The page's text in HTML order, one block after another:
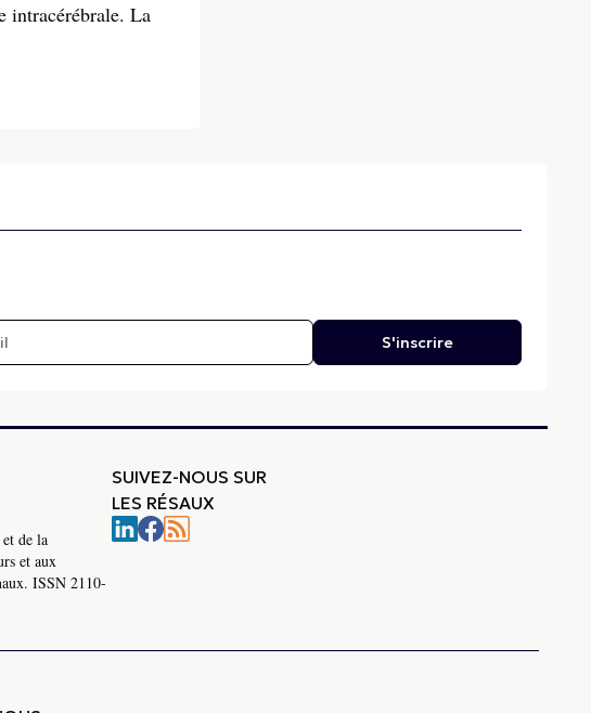
intracérébrale. La
S'inscrire
de la
et aux
ISSN 2110-
SUIVEZ-NOUS SUR
LES RÉSAUX